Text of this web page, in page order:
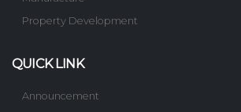
Property Development
QUICK LINK
Announcement